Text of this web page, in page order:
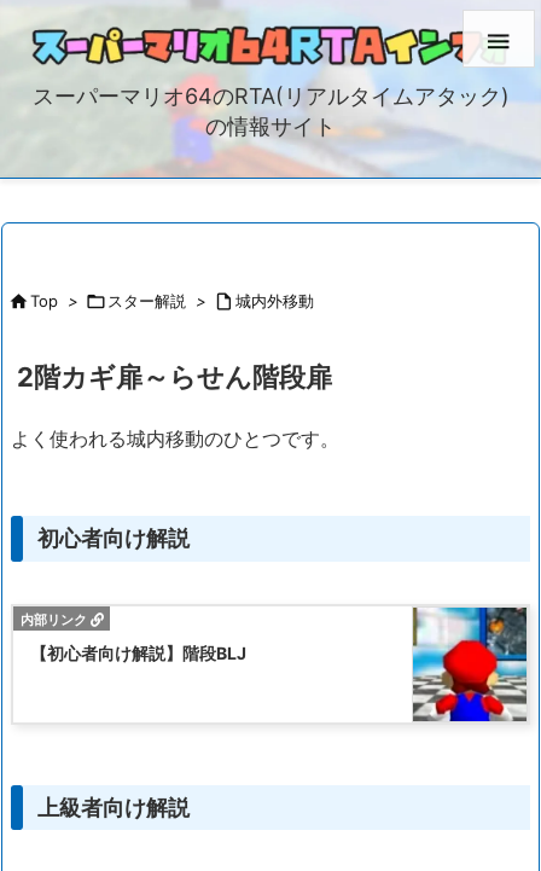
スーパーマリオ64のRTA(リアルタイムアタック)
の情報サイト

Top > スター解説 >  城内外移動
2階カギ扉～らせん階段扉
よく使われる城内移動のひとつです。
初心者向け解説
【初心者向け解説】階段BLJ
上級者向け解説